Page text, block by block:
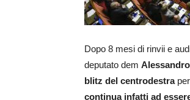
Dopo 8 mesi di rinvii e
deputato dem
blitz del centrodestra
continua infatti ad